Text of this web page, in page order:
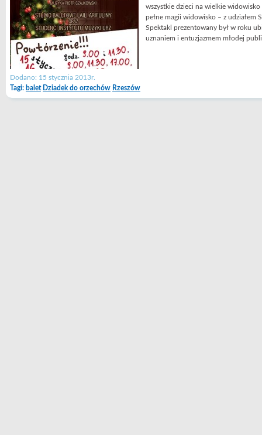
wszystkie dzieci na wielkie widowisko
pełne magii widowisko – z udziałem
Spektakl prezentowany był w roku
uznaniem i entuzjazmem młodej
Dodano: 15 stycznia 2013r.
Tagi: balet Dziadek do orzechów Rzeszów